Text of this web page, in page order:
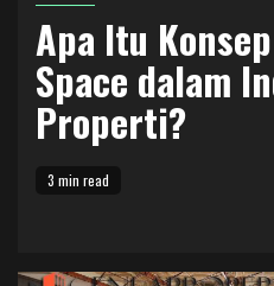
Apa Itu
Space dalam
Properti?
3 min read